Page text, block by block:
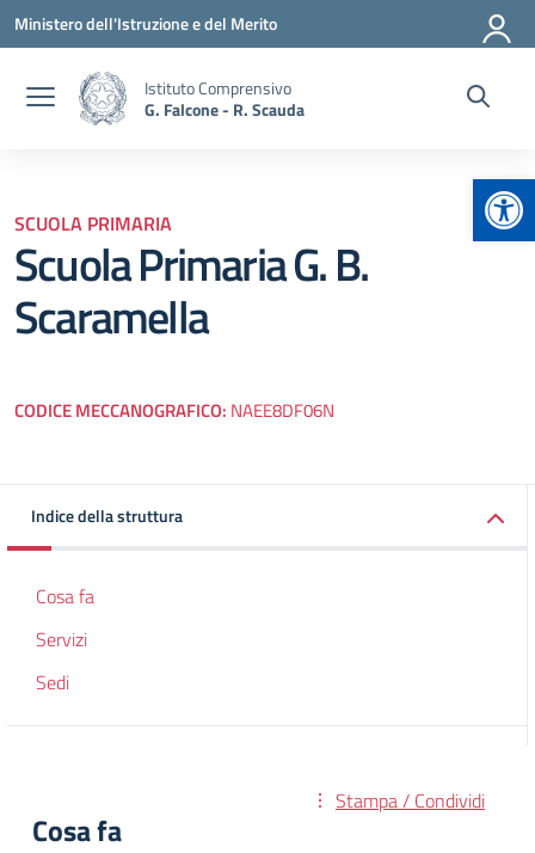
Vai ai contenuti
Vai al menu di navigazione
Vai al footer
Ministero dell'Istruzione e del Merito
Istituto Comprensivo
G. Falcone - R. Scauda
SCUOLA PRIMARIA
Scuola Primaria G. B.
Scaramella
CODICE MECCANOGRAFICO: NAEE8DF06N
Indice della struttura
Cosa fa
Servizi
Sedi
Stampa / Condividi
Cosa fa